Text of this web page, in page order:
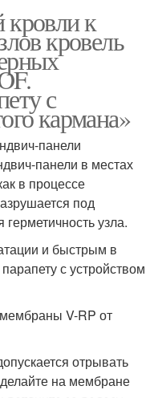
к
кровель
с
кармана»
панели
панели в местах
в процессе
под
узла.
и быстрым в
с устройством
V-RP от
отрывать
на мембране